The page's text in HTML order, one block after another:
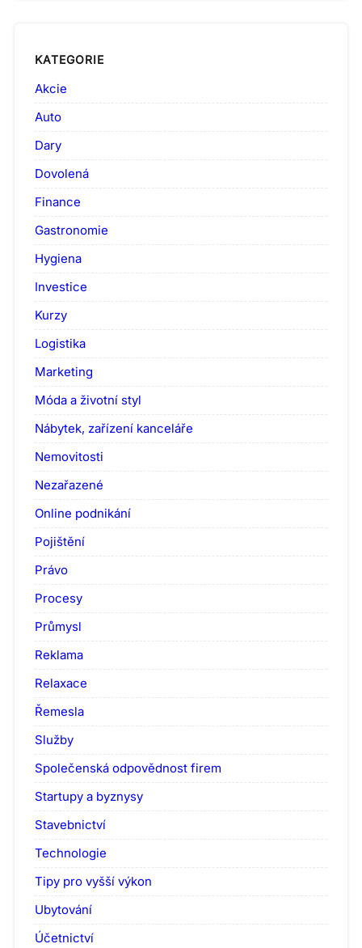
KATEGORIE
Akcie
Auto
Dary
Dovolená
Finance
Gastronomie
Hygiena
Investice
Kurzy
Logistika
Marketing
Móda a životní styl
Nábytek, zařízení kanceláře
Nemovitosti
Nezařazené
Online podnikání
Pojištění
Právo
Procesy
Průmysl
Reklama
Relaxace
Řemesla
Služby
Společenská odpovědnost firem
Startupy a byznysy
Stavebnictví
Technologie
Tipy pro vyšší výkon
Ubytování
Účetnictví